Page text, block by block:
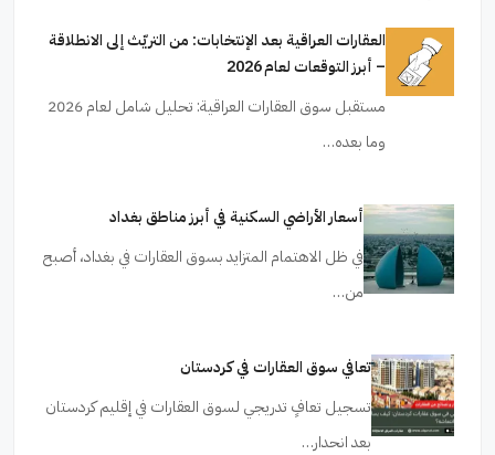
العقارات العراقية بعد الإنتخابات: من التريّث إلى الانطلاقة
– أبرز التوقعات لعام 2026
مستقبل سوق العقارات العراقية: تحليل شامل لعام 2026
وما بعده…
أسعار الأراضي السكنية في أبرز مناطق بغداد
في ظل الاهتمام المتزايد بسوق العقارات في بغداد، أصبح
من…
تعافي سوق العقارات في كردستان
تسجيل تعافٍ تدريجي لسوق العقارات في إقليم كردستان
بعد انحدار…